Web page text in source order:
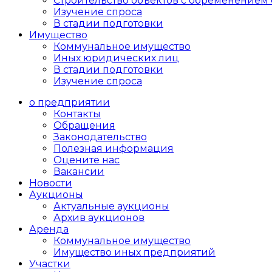
Изучение спроса
В стадии подготовки
Имущество
Коммунальное имущество
Иных юридических лиц
В стадии подготовки
Изучение спроса
о предприятии
Контакты
Обращения
Законодательство
Полезная информация
Оцените нас
Вакансии
Новости
Аукционы
Актуальные аукционы
Архив аукционов
Аренда
Коммунальное имущество
Имущество иных предприятий
Участки